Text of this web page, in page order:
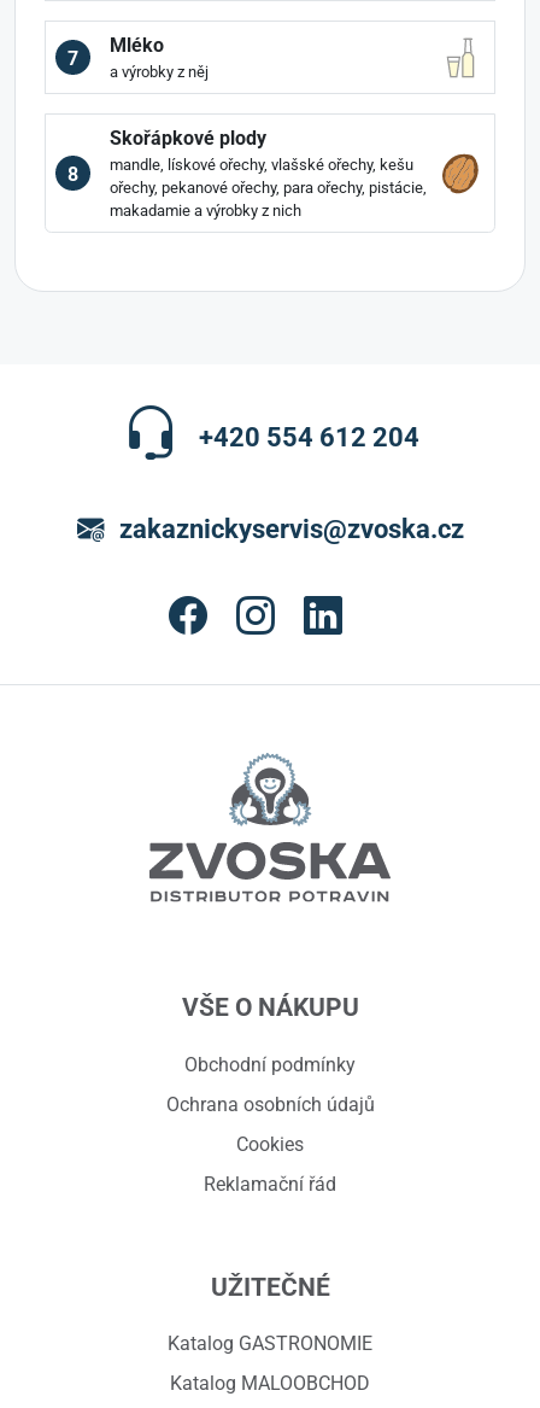
7
Mléko
a výrobky z něj
8
Skořápkové plody
mandle, lískové ořechy, vlašské ořechy, kešu
ořechy, pekanové ořechy, para ořechy, pistácie,
makadamie a výrobky z nich
+420 554 612 204
zakaznickyservis@zvoska.cz
VŠE O NÁKUPU
Obchodní podmínky
Ochrana osobních údajů
Cookies
Reklamační řád
UŽITEČNÉ
Katalog GASTRONOMIE
Katalog MALOOBCHOD